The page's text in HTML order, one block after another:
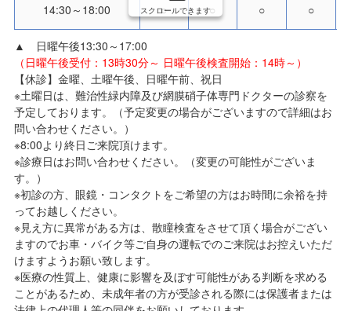
14:30～18:00 ○ ○ ○ ○
スクロールできます
▲ 日曜午後13:30～17:00
（日曜午後受付：13時30分～ 日曜午後検査開始：14時～）
【休診】金曜、土曜午後、日曜午前、祝日
※土曜日は、難治性緑内障及び網膜硝子体専門ドクターの診察を
予定しております。（予定変更の場合がございますので詳細はお
問い合わせください。）
※8:00より終日ご来院頂けます。
※診療日はお問い合わせください。（変更の可能性がございま
す。）
※初診の方、眼鏡・コンタクトをご希望の方はお時間に余裕を持
ってお越しください。
※見え方に異常がある方は、散瞳検査をさせて頂く場合がござい
ますのでお車・バイク等ご自身の運転でのご来院はお控えいただ
けますようお願い致します。
※医療の性質上、健康に影響を及ぼす可能性がある判断を求める
ことがあるため、未成年者の方が受診される際には保護者または